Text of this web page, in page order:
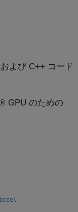
よび C++ コード
GPU のための